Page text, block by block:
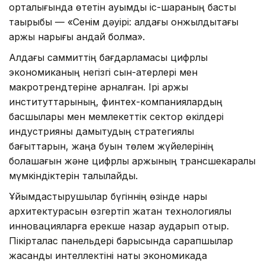
орталығында өтетін ауқымды іс-шараның басты
тақырыбы — «Сенім дәуірі: алдағы онжылдықтағы
қаржы нарығы қандай болмақ».
Алдағы саммиттің бағдарламасы цифрлық
экономиканың негізгі сын-қатерлері мен
макротрендтеріне арналған. Ірі қаржы
институттарының, финтех-компаниялардың
басшылары мен мемлекеттік сектор өкілдері
индустрияны дамытудың стратегиялық
бағыттарын, жаңа буын төлем жүйелерінің
болашағын және цифрлық қаржының трансшекаралық
мүмкіндіктерін талқылайды.
Ұйымдастырушылар бүгіннің өзінде нарық
архитектурасын өзгертіп жатқан технологиялық
инновацияларға ерекше назар аударып отыр.
Пікірталас панельдері барысында сарапшылар
жасанды интеллектіні нақты экономикада